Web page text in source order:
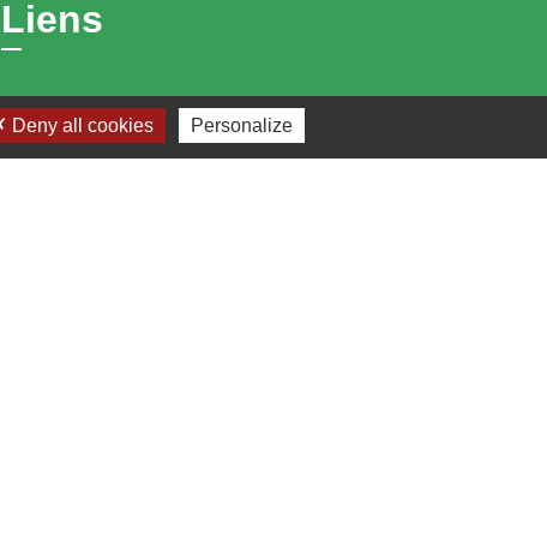
Liens
Bibliothèque municipale de Brains
Nantes Métropole
Deny all cookies Personalize